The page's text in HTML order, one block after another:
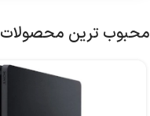
محبوب ترین محصولات